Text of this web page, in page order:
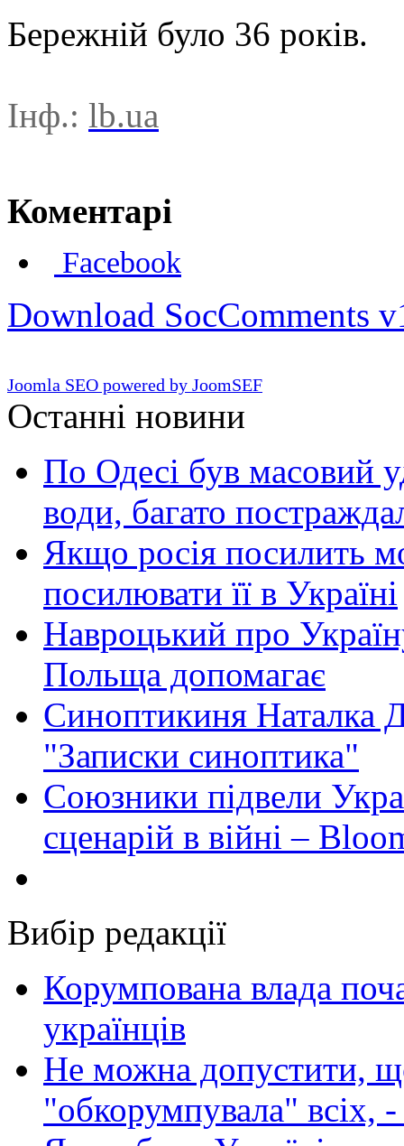
Бережній було 36 років.
Інф.: lb.ua
Коментарі
Facebook
Download SocComments
Joomla SEO powered by JoomSEF
Останні новини
По Одесі був масовий
води, багато
Якщо росія посилить
посилювати її в Україні
Навроцький про
Польща допомагає
Синоптикиня Наталка
"Записки синоптика"
Союзники підвели
сценарій в війні –
Вибір редакції
Корумпована влада
українців
Не можна допустити,
"обкорумпувала" всіх,